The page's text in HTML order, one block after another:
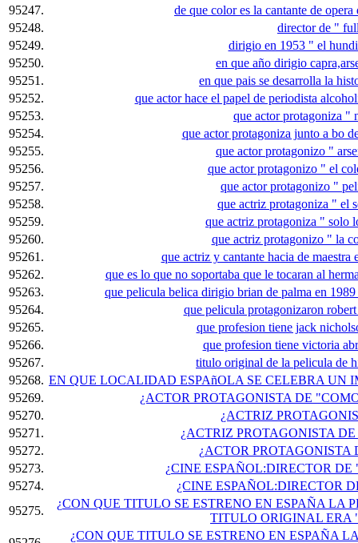
95247.
de que color es la cantante de
95248.
director de "
95249.
dirigio en 1953 " el
95250.
en que año dirigio
95251.
en que pais se desarrolla la
95252.
que actor hace el papel de periodista
95253.
que actor protagoniza "
95254.
que actor protagoniza junto a bo
95255.
que actor protagonizo "
95256.
que actor protagonizo " el
95257.
que actor protagonizo "
95258.
que actriz protagoniza " el
95259.
que actriz protagoniza " solo
95260.
que actriz protagonizo " la
95261.
que actriz y cantante hacia de
95262.
que es lo que no soportaba que le tocaran al
95263.
que pelicula belica dirigio brian de palma en
95264.
que pelicula protagonizaron
95265.
que profesion tiene jack
95266.
que profesion tiene victoria
95267.
titulo original de la pelicula de
95268. EN QUE LOCALIDAD ESPAñOLA SE CELEBRA UN
95269.
¿ACTOR PROTAGONISTA DE
95270.
¿ACTRIZ
95271.
¿ACTRIZ PROTAGONISTA
95272.
¿ACTOR
95273.
¿CINE ESPAÑOL:DIRECTOR
95274.
¿CINE ESPAÑOL:DIRECTOR
95275.
¿CON QUE TITULO SE ESTRENO EN ESPAÑA LA
TITULO ORIGINAL ERA
¿CON QUE TITULO SE ESTRENO EN ESPAÑA